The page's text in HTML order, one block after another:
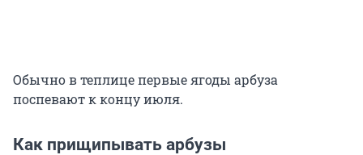
Обычно в теплице первые ягоды арбуза
поспевают к концу июля.
Как прищипывать арбузы